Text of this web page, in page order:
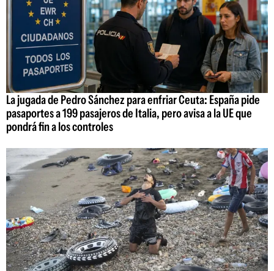
La jugada de Pedro Sánchez para enfriar Ceuta: España pide
pasaportes a 199 pasajeros de Italia, pero avisa a la UE que
pondrá fin a los controles